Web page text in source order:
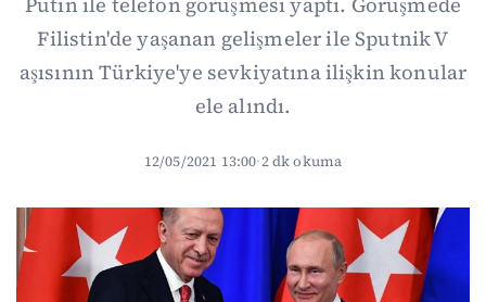
Filistin'de yaşanan gelişmeler ile Sputnik V
aşısının Türkiye'ye sevkiyatına ilişkin konular
ele alındı.
12/05/2021 13:00·2 dk okuma